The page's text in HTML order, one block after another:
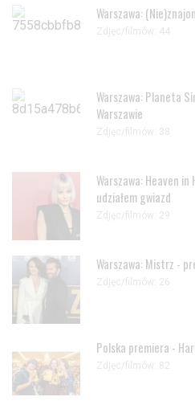
Warszawa:
Zdjęc/filmów: 44
Warszawa: Planeta
Warszawie
Zdjęc/filmów: 38
Warszawa: Heaven
udziałem gwiazd
Zdjęc/filmów: 29
Warszawa: Mistrz -
Zdjęc/filmów: 26
Polska premiera -
Zdjęc/filmów: 82